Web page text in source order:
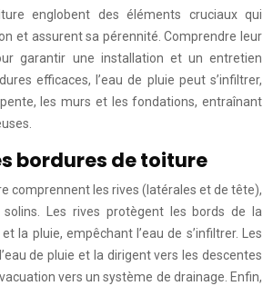
englobent des éléments cruciaux qui
et assurent sa pérennité. Comprendre leur
garantir une installation et un entretien
efficaces, l’eau de pluie peut s’infiltrer,
les murs et les fondations, entraînant
bordures de toiture
comprennent les rives (latérales et de tête),
Les rives protègent les bords de la
la pluie, empêchant l’eau de s’infiltrer. Les
de pluie et la dirigent vers les descentes
vers un système de drainage. Enfin,